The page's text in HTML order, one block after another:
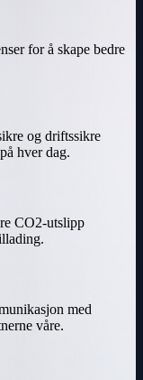
for å skape bedre
og driftssikre
hver dag.
CO2-utslipp
med
våre.